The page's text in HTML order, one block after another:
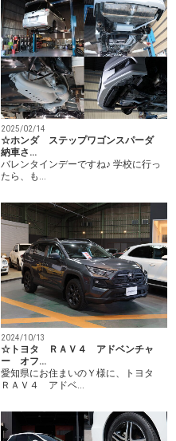
2025/02/14
☆ホンダ ステップワゴンスパーダ
納車さ…
バレンタインデーですね♪ 学校に行っ
たら、も…
2024/10/13
☆トヨタ ＲＡＶ４ アドベンチャ
ー オフ…
愛知県にお住まいのＹ様に、トヨタ
ＲＡＶ４ アドベ…